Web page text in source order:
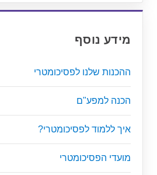
מידע נוסף
ההכנות שלנו לפסיכומטרי
הכנה למפע"ם
איך ללמוד לפסיכומטרי?
מועדי הפסיכומטרי